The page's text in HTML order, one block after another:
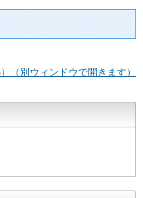
（別ウィンドウで開きます）